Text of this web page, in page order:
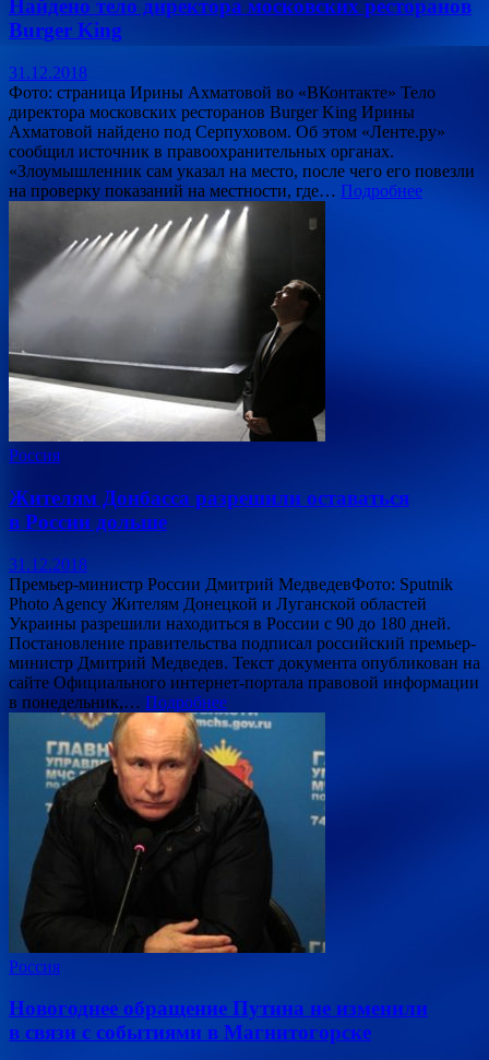
Найдено тело директора московских ресторанов
Burger King
31.12.2018
Фото: страница Ирины Ахматовой во «ВКонтакте» Тело
директора московских ресторанов Burger King Ирины
Ахматовой найдено под Серпуховом. Об этом «Ленте.ру»
сообщил источник в правоохранительных органах.
«Злоумышленник сам указал на место, после чего его повезли
на проверку показаний на местности, где… Подробнее
Россия
Жителям Донбасса разрешили оставаться
в России дольше
31.12.2018
Премьер-министр России Дмитрий МедведевФото: Sputnik
Photo Agency Жителям Донецкой и Луганской областей
Украины разрешили находиться в России с 90 до 180 дней.
Постановление правительства подписал российский премьер-
министр Дмитрий Медведев. Текст документа опубликован на
сайте Официального интернет-портала правовой информации
в понедельник,… Подробнее
Россия
Новогоднее обращение Путина не изменили
в связи с событиями в Магнитогорске